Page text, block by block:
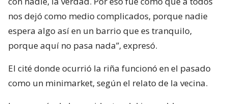
nos dejó como medio complicados, porque nadie
espera algo así en un barrio que es tranquilo,
porque aquí no pasa nada”, expresó.
El cité donde ocurrió la riña funcionó en el pasado
como un minimarket, según el relato de la vecina.